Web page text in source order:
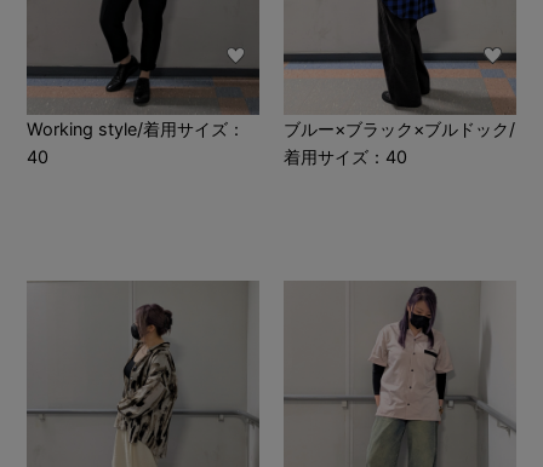
Working style/着用サイズ：
40
ブルー×ブラック×ブルドック/
着用サイズ：40